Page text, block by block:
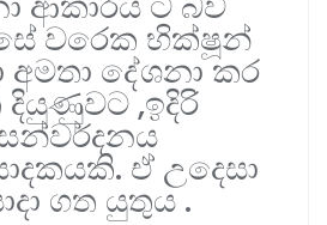
වරෙක භික්ෂූන්
දේශනා කර
,ඉදිරි
ඒ උදෙසා
ගත යුතුය .